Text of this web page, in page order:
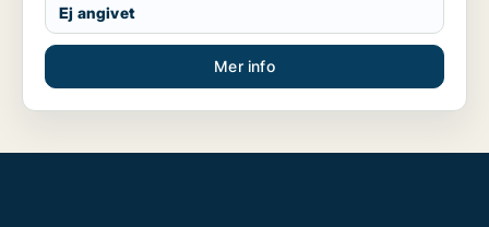
Ej angivet
Mer info